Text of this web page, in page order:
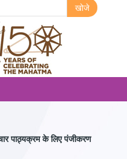
पाठ्यक्रम के लिए पंजीकरण